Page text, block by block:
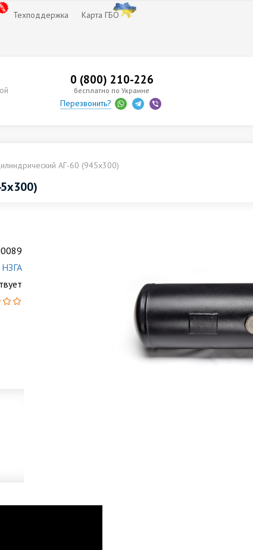
Техподдержка Карта ГБО
0 (800) 210-226
бесплатно по Украине
Перезвонить?
АГ-60 (945х300)
НЗГА